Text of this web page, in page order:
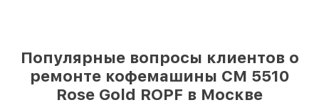
Популярные вопросы клиентов о
ремонте кофемашины CM 5510
Rose Gold ROPF в Москве